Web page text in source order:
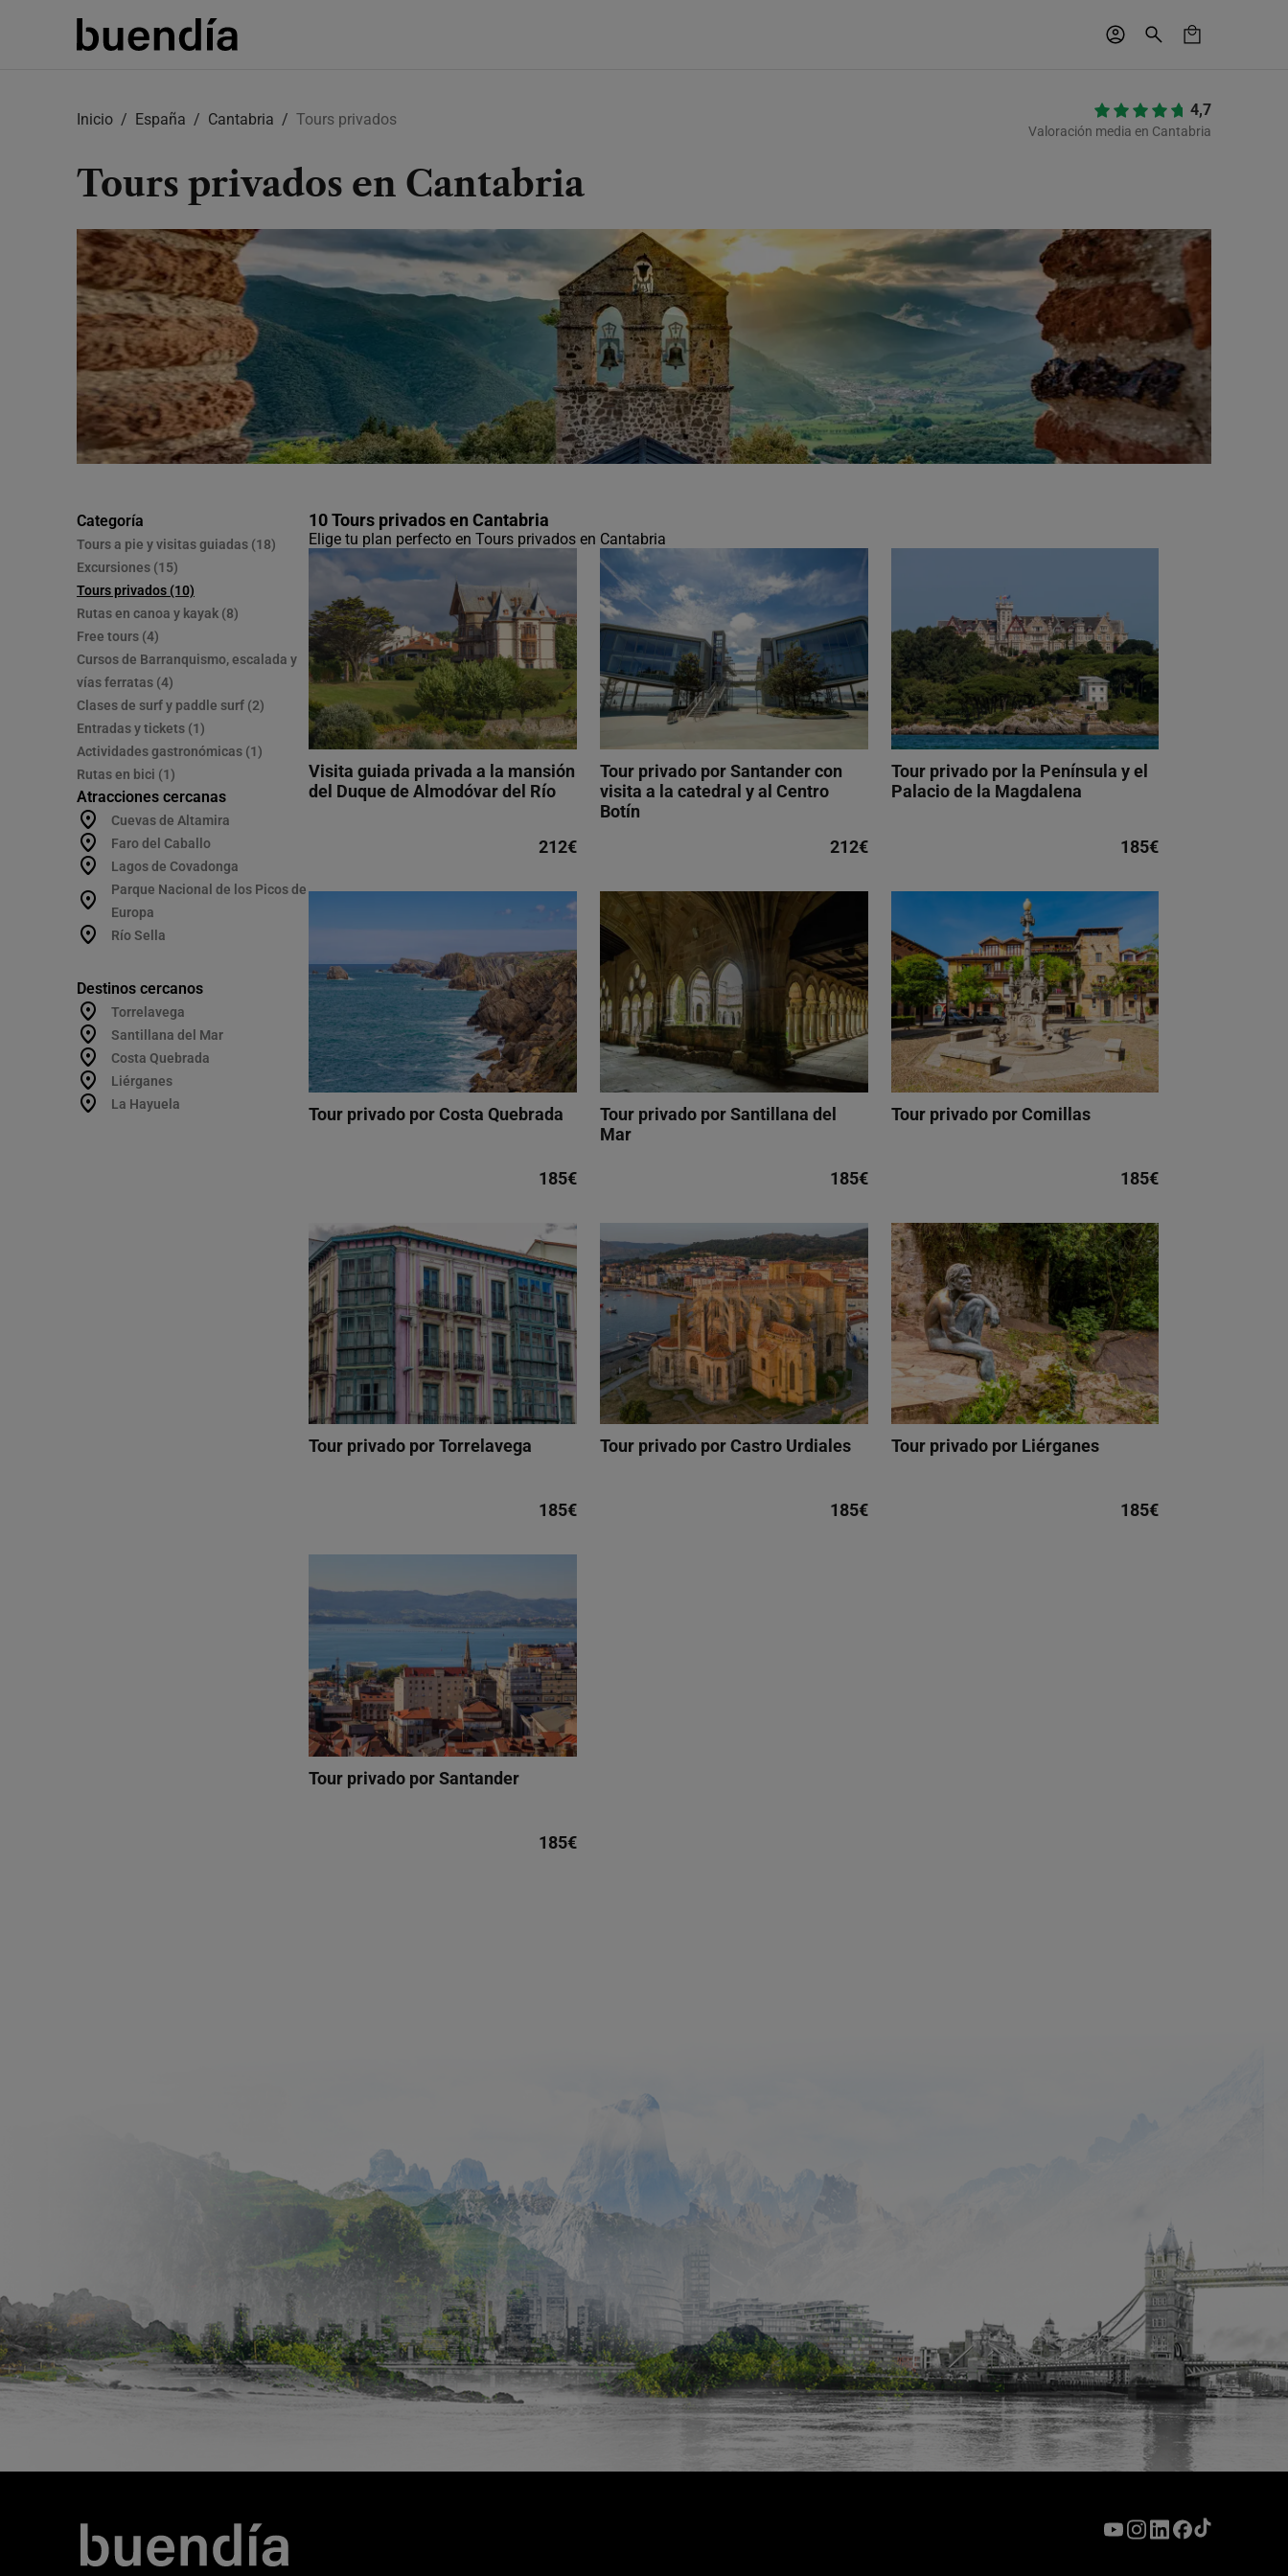
Inicio España Cantabria Tours privados
Tours privados en Cantabria
4,7
Valoración media en Cantabria
Categoría
Tours a pie y visitas guiadas (18)
Excursiones (15)
Tours privados (10)
Rutas en canoa y kayak (8)
Free tours (4)
Cursos de Barranquismo, escalada y
vías ferratas (4)
Clases de surf y paddle surf (2)
Entradas y tickets (1)
Actividades gastronómicas (1)
Rutas en bici (1)
Atracciones cercanas
Cuevas de Altamira
Faro del Caballo
Lagos de Covadonga
Parque Nacional de los Picos de
Europa
Río Sella
Destinos cercanos
Torrelavega
Santillana del Mar
Costa Quebrada
Liérganes
La Hayuela
10 Tours privados en Cantabria
Elige tu plan perfecto en Tours privados en Cantabria
Visita guiada privada a la mansión
del Duque de Almodóvar del Río
212€
Tour privado por Santander con
visita a la catedral y al Centro
Botín
212€
Tour privado por la Península y el
Palacio de la Magdalena
185€
Tour privado por Costa Quebrada
185€
Tour privado por Santillana del
Mar
185€
Tour privado por Comillas
185€
Tour privado por Torrelavega
185€
Tour privado por Castro Urdiales
185€
Tour privado por Liérganes
185€
Tour privado por Santander
185€